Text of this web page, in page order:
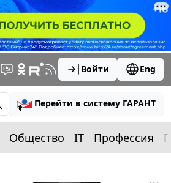
Войти Eng
Перейти в систему ГАРАНТ
Общество IT Профессия